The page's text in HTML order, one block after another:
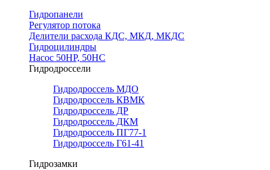
Гидропанели
Регулятор потока
Делители расхода КДС, МКД, МКДС
Гидроцилиндры
Насос 50НР, 50НС
Гидродроссели
Гидродроссель МДО
Гидродроссель КВМК
Гидродроссель ДР
Гидродроссель ДКМ
Гидродроссель ПГ77-1
Гидродроссель Г61-41
Гидрозамки